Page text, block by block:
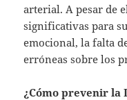
arterial. A pesar de
significativas para
emocional, la falta
erróneas sobre los
¿Cómo prevenir